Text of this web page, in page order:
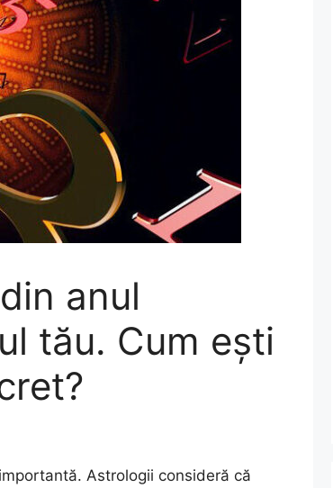
anul
tău. Cum ești
Astrologii consideră că